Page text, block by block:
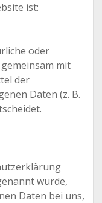
ist:
oder
mit
der
Daten (z. B.
wurde,
Daten bei uns,